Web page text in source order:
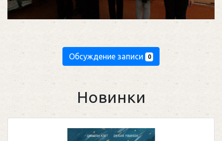
Обсуждение записи 0
Новинки